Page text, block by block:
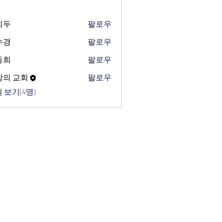
두
팔로우
경
팔로우
희
팔로우
의 교회
팔로우
보기(4명)